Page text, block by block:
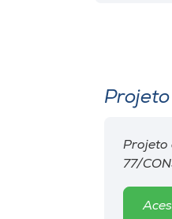
Projeto
77/